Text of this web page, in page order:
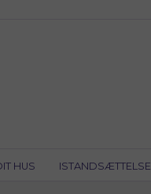
HUS ISTANDSÆTTELSE